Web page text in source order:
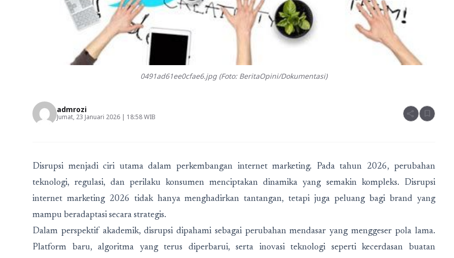
0491ad61ee0cfae6.jpg (Foto: BeritaOpini/Dokumentasi)
admrozi
Jumat, 23 Januari 2026 | 18:58 WIB share bookmark
Disrupsi menjadi ciri utama dalam perkembangan internet marketing. Pada tahun 2026, perubahan
teknologi, regulasi, dan perilaku konsumen menciptakan dinamika yang semakin kompleks. Disrupsi
internet marketing 2026 tidak hanya menghadirkan tantangan, tetapi juga peluang bagi brand yang
mampu beradaptasi secara strategis.
Dalam perspektif akademik, disrupsi dipahami sebagai perubahan mendasar yang menggeser pola lama.
Platform baru, algoritma yang terus diperbarui, serta inovasi teknologi seperti kecerdasan buatan